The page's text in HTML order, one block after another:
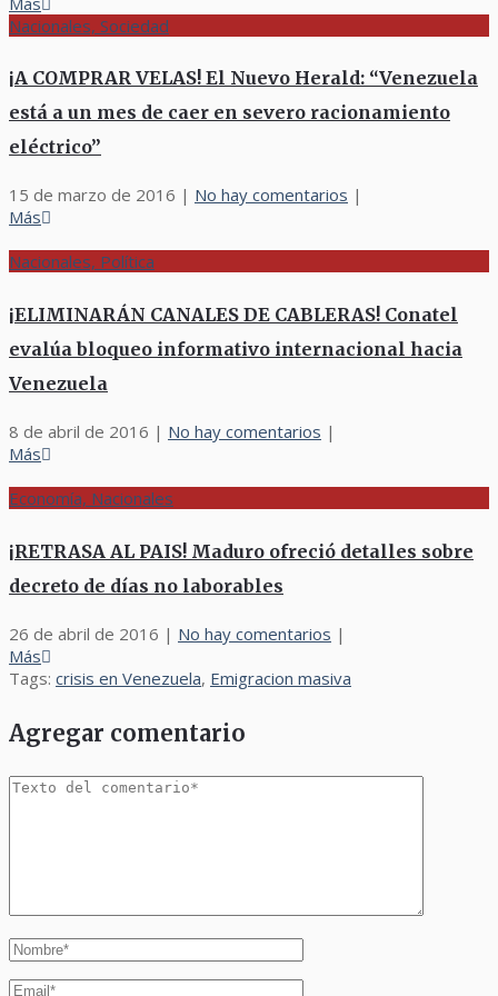
Nacionales, Sociedad
¡A COMPRAR VELAS! El Nuevo Herald: “Venezuela
está a un mes de caer en severo racionamiento
eléctrico”
15 de marzo de 2016 | No hay comentarios |
Más
Nacionales, Política
¡ELIMINARÁN CANALES DE CABLERAS! Conatel
evalúa bloqueo informativo internacional hacia
Venezuela
8 de abril de 2016 | No hay comentarios |
Más
Economía, Nacionales
¡RETRASA AL PAIS! Maduro ofreció detalles sobre
decreto de días no laborables
26 de abril de 2016 | No hay comentarios |
Más
Tags: crisis en Venezuela, Emigracion masiva
Agregar comentario